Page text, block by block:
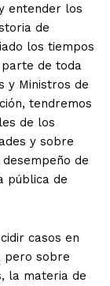
entender los
de
los tiempos
de toda
y Ministros de
tendremos
de los
y sobre
de
pública de
casos en
pero sobre
la materia de